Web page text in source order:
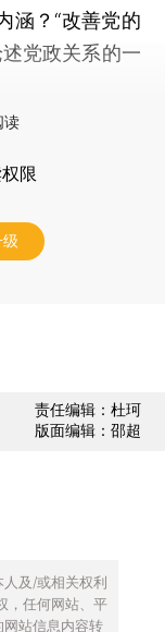
涵？“改善党的
党政关系的一
读
限
责任编辑：杜珂
版面编辑：邵超
及/或相关权利
，任何网站、平
站信息内容转